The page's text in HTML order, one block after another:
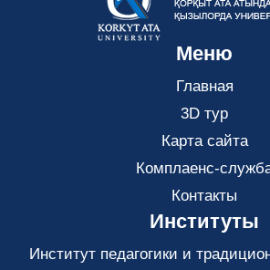
Меню
Главная
3D тур
Карта сайта
Комплаенс-
Контакты
Институты
Институт педагогики и